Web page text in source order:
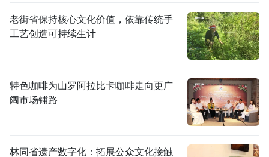
老街省保持核心文化价值，依靠传统手
工艺创造可持续生计
特色咖啡为山罗阿拉比卡咖啡走向更广
阔市场铺路
林同省遗产数字化：拓展公众文化接触